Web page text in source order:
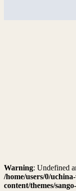
Warning: Undefined
/home/users/0/
content/themes/